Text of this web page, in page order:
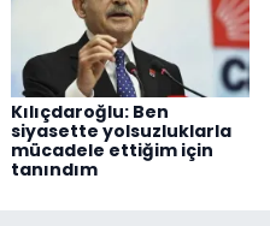
Kılıçdaroğlu: Ben
siyasette yolsuzluklarla
mücadele ettiğim için
tanındım